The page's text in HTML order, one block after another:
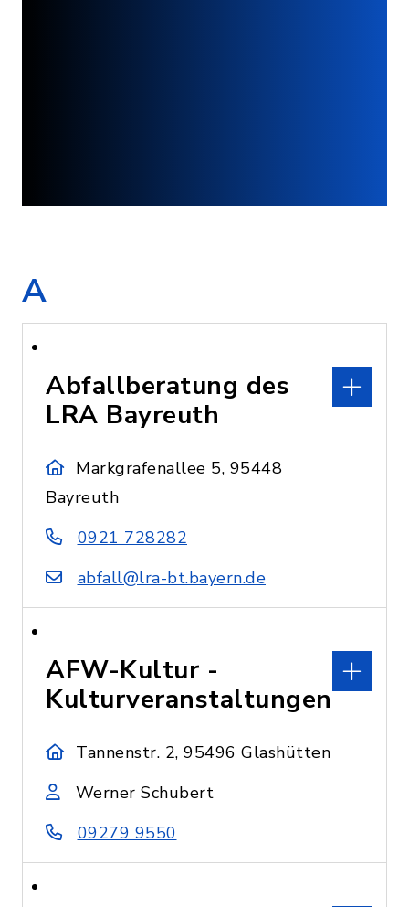
A
Abfallberatung des
LRA Bayreuth
Markgrafenallee 5, 95448
Bayreuth
0921 728282
abfall@lra-bt.bayern.de
AFW-Kultur -
Kulturveranstaltungen
Tannenstr. 2, 95496 Glashütten
Werner Schubert
09279 9550